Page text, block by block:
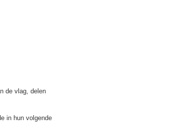
de vlag, delen
in hun volgende